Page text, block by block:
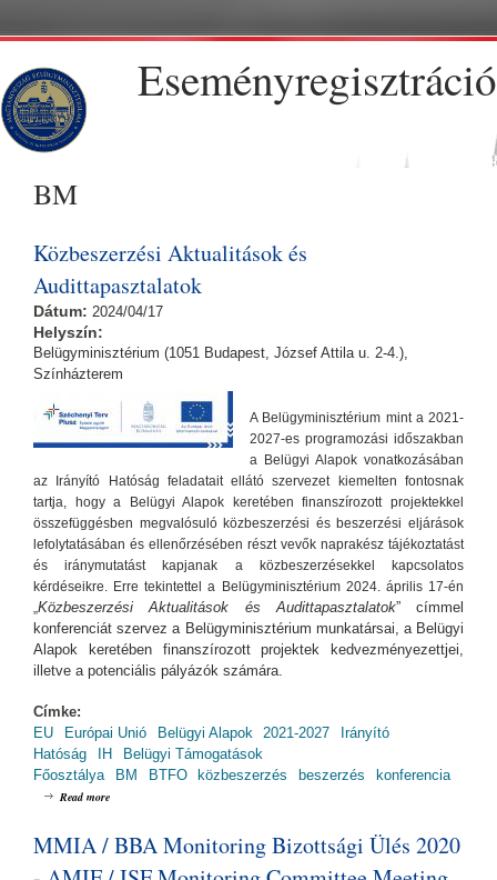
Eseményregisztráció
BM
Közbeszerzési Aktualitások és
Audittapasztalatok
Dátum: 2024/04/17
Helyszín:
Belügyminisztérium (1051 Budapest, József Attila u. 2-4.),
Színházterem
A Belügyminisztérium mint a 2021-
2027-es programozási időszakban
a Belügyi Alapok vonatkozásában
az Irányító Hatóság feladatait ellátó szervezet kiemelten fontosnak
tartja, hogy a Belügyi Alapok keretében finanszírozott projektekkel
összefüggésben megvalósuló közbeszerzési és beszerzési eljárások
lefolytatásában és ellenőrzésében részt vevők naprakész tájékoztatást
és iránymutatást kapjanak a közbeszerzésekkel kapcsolatos
kérdéseikre. Erre tekintettel a Belügyminisztérium 2024. április 17-én
Közbeszerzési Aktualitások és Audittapasztalatok” címmel
konferenciát szervez a Belügyminisztérium munkatársai, a Belügyi
Alapok keretében finanszírozott projektek kedvezményezettjei,
illetve a potenciális pályázók számára.
Címke:
EU
Európai Unió Belügyi Alapok 2021-2027
Irányító
Hatóság
IH
Belügyi Támogatások
Főosztálya
BM BTFO közbeszerzés beszerzés konferencia
Read more
MMIA / BBA Monitoring Bizottsági Ülés 2020